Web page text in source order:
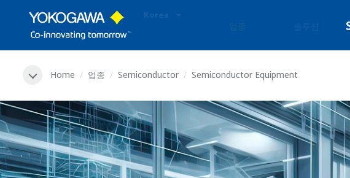
Home 업종 Semiconductor Semiconductor Equipment